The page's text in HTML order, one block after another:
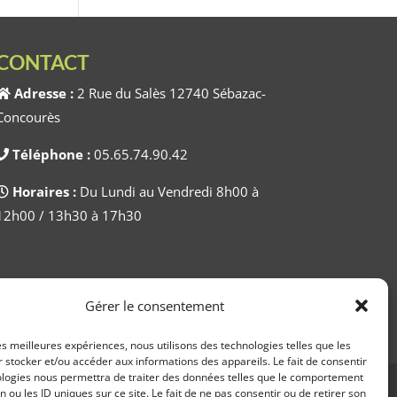
Gérer le consentement
meilleures expériences, nous utilisons des technologies telles que les
stocker et/ou accéder aux informations des appareils. Le fait de consentir
nous permettra de traiter des données telles que le comportement
ou les ID uniques sur ce site. Le fait de ne pas consentir ou de retirer son
Adresse : 2 Rue du Salès 12740 Sébazac-
Téléphone : 05.65.74.90.42
Horaires : Du Lundi au Vendredi 8h00 à
/ 13h30 à 17h30